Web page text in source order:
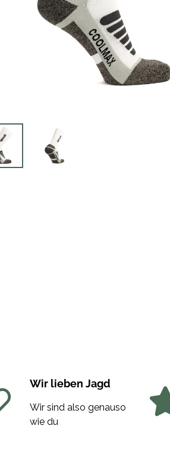
Wir lieben Jagd
Wir sind also genauso
wie du